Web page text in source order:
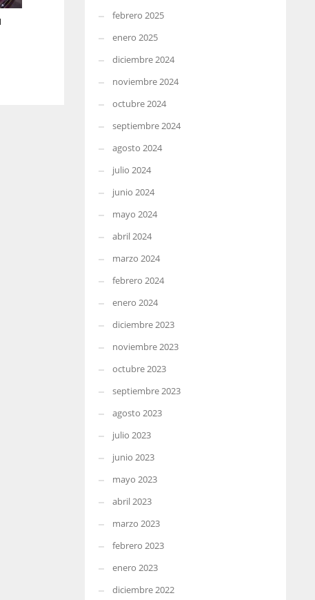
febrero 2025
enero 2025
diciembre 2024
noviembre 2024
octubre 2024
septiembre 2024
agosto 2024
julio 2024
junio 2024
mayo 2024
abril 2024
marzo 2024
febrero 2024
enero 2024
diciembre 2023
noviembre 2023
octubre 2023
septiembre 2023
agosto 2023
julio 2023
junio 2023
mayo 2023
abril 2023
marzo 2023
febrero 2023
enero 2023
diciembre 2022